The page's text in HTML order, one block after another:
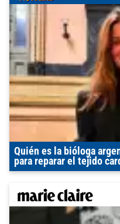
Quién es la bióloga
para reparar el tejido